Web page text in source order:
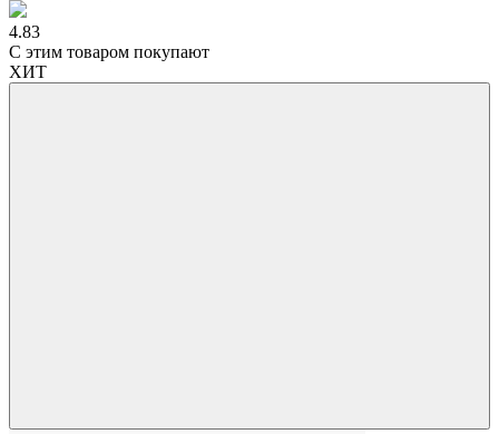
4.83
С этим товаром покупают
ХИТ